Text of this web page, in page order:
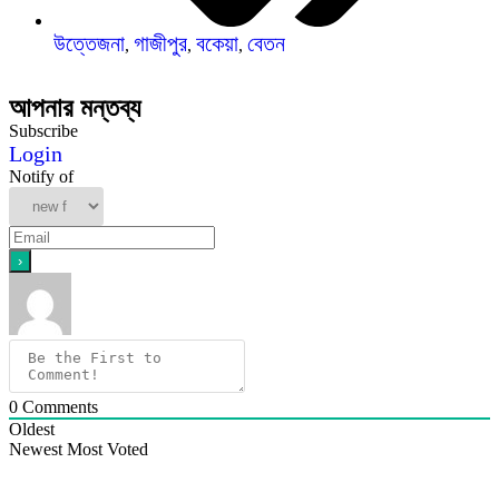
উত্তেজনা, গাজীপুর, বকেয়া, বেতন
আপনার মন্তব্য
Subscribe
Login
Notify of
0 Comments
Oldest
Newest Most Voted